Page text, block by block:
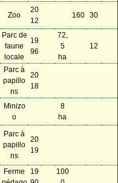
Zoo
20
12
160 30
Parc de
faune
locale
19
96
72,
5
ha
12
Parc à
papillo
ns
20
18
Minizo
o
8
ha
Parc à
papillo
ns
20
19
Ferme
19
100